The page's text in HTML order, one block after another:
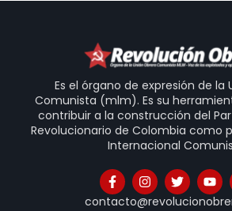
Es el órgano de expresión de la
Comunista (mlm). Es su
contribuir a la construcción del
Revolucionario de Colombia como
Internacional